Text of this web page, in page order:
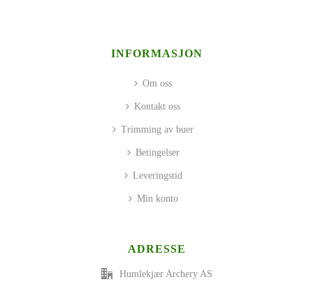
INFORMASJON
Om oss
Kontakt oss
Trimming av buer
Betingelser
Leveringstid
Min konto
ADRESSE
Humlekjær Archery AS